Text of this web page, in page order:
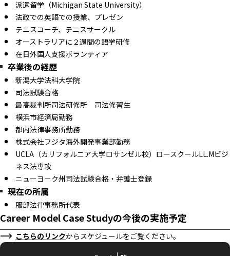
派遣留学（Michigan State University）
法政での英語での授業、プレゼン
テニスコーチ、テニスサークル
オーストラリアに２週間の語学研修
在日外国人支援ボランティア
卒業後の経歴
新潟大学法科大学院
司法試験合格
最高裁判所司法研修所 司法修習生
横浜市経済局勤務
都内法律事務所勤務
株式会社フジタ海外開発事業部勤務
UCLA（カリフォルニア大学ロサンゼル校）ロースクールLL.Mビジ
ネス法専攻
ニューヨーク州司法試験合格・弁護士登録
現在の所属
服部法律事務所代表
Career Model Case Studyの今後の実施予定
こちらのリンクからスケジュールをご覧ください。